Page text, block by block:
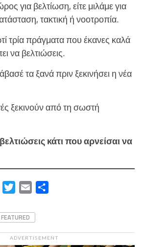
για βελτίωση, είτε μιλάμε για
τακτική ή νοοτροπία.
τρία πράγματα που έκανες καλά
να βελτιώσεις.
τα ξανά πριν ξεκινήσει η νέα
ξεκινούν από τη σωστή
κάτι που αρνείσαι να
MessengerTwitterEmail
FEATURED
ADVERTISEMENT